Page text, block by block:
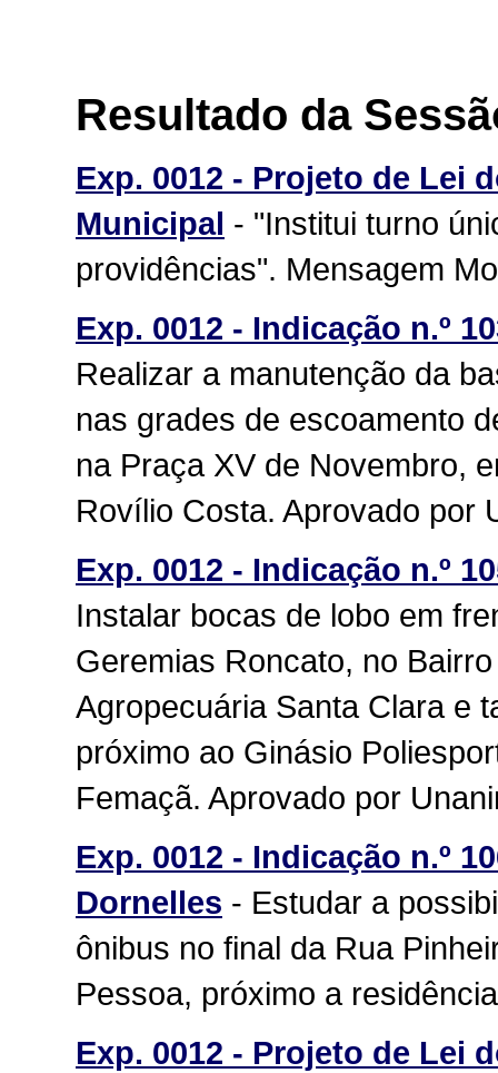
Resultado da
Exp. 0012 - Projeto de Lei
Municipal - "Institui turno
providências". Mensagem
Exp. 0012 - Indicação n.º
Realizar a manutenção da
nas grades de escoamento
na Praça XV de Novembro,
Rovílio Costa. Aprovado por
Exp. 0012 - Indicação n.º
Instalar bocas de lobo em
Geremias Roncato, no
Agropecuária Santa Clara e
próximo ao Ginásio
Femaçã. Aprovado por
Exp. 0012 - Indicação n.º
Dornelles - Estudar a
ônibus no final da Rua
Pessoa, próximo a
Exp. 0012 - Projeto de Lei